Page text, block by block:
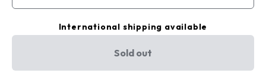
International shipping available
Sold out